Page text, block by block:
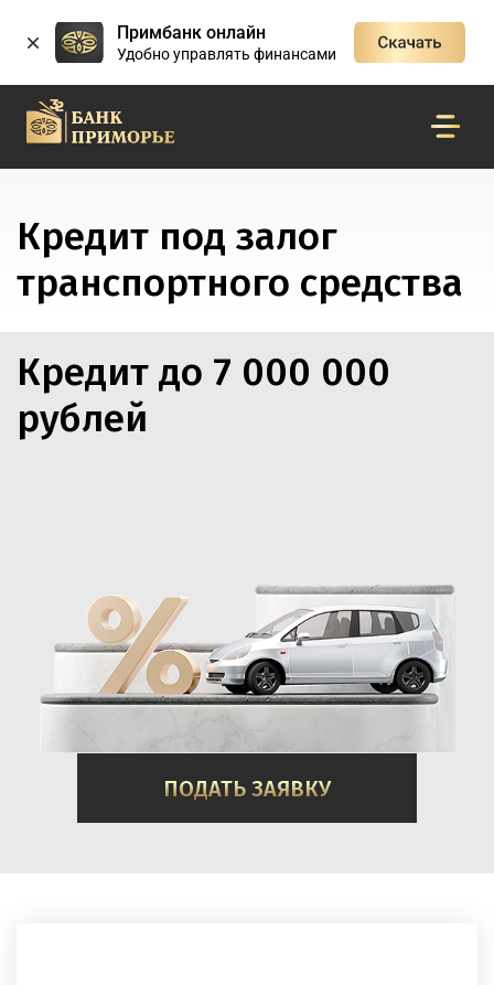
Примбанк онлайн
Удобно управлять финансами
Кредит под залог
транспортного средства
Кредит до 7 000 000
рублей
ПОДАТЬ ЗАЯВКУ